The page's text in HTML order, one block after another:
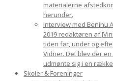
materialerne
herunder.
Interview med Beninu
2019 redaktøren af
tiden før, under og
Vidner. Det blev der
udmønte sig i en
Skoler & Foreninger